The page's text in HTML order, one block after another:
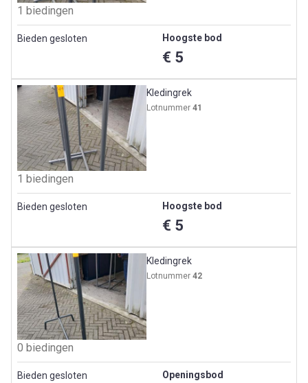
1 biedingen
Bieden gesloten Hoogste bod
€ 5
Kledingrek
Lotnummer41
1 biedingen
Bieden gesloten Hoogste bod
€ 5
Kledingrek
Lotnummer42
0 biedingen
Bieden gesloten Openingsbod